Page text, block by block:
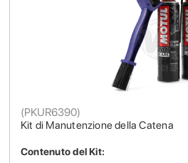
Kit di Manutenzione della Catena
(PKUR6390)
Contenuto del Kit: